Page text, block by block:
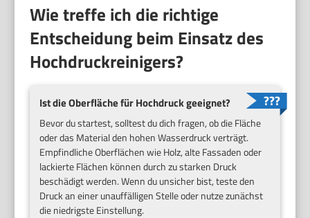
Wie treffe ich die richtige
Entscheidung beim Einsatz des
Hochdruckreinigers?
Ist die Oberfläche für Hochdruck geeignet?
Bevor du startest, solltest du dich fragen, ob die Fläche
oder das Material den hohen Wasserdruck verträgt.
Empfindliche Oberflächen wie Holz, alte Fassaden oder
lackierte Flächen können durch zu starken Druck
beschädigt werden. Wenn du unsicher bist, teste den
Druck an einer unauffälligen Stelle oder nutze zunächst
die niedrigste Einstellung.